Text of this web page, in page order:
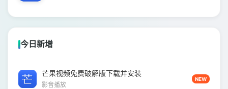
今日新增
芒果视频免费破解版下载并安装
影音播放
NEW